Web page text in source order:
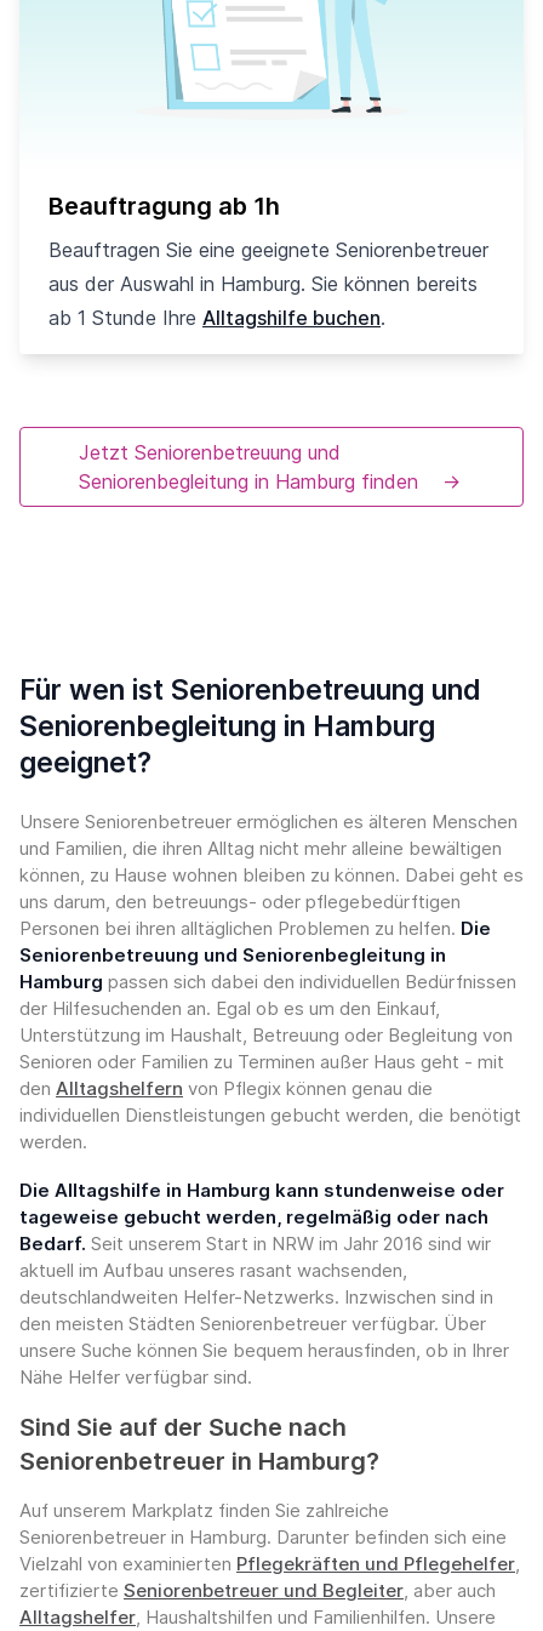
Beauftragung ab 1h
Beauftragen Sie eine geeignete Seniorenbetreuer
aus der Auswahl in Hamburg. Sie können bereits
ab 1 Stunde Ihre Alltagshilfe buchen.
Jetzt Seniorenbetreuung und
Seniorenbegleitung in Hamburg finden
→
Für wen ist Seniorenbetreuung und
Seniorenbegleitung in Hamburg
geeignet?
Unsere Seniorenbetreuer ermöglichen es älteren Menschen
und Familien, die ihren Alltag nicht mehr alleine bewältigen
können, zu Hause wohnen bleiben zu können. Dabei geht es
uns darum, den betreuungs- oder pflegebedürftigen
Personen bei ihren alltäglichen Problemen zu helfen. Die
Seniorenbetreuung und Seniorenbegleitung in
Hamburg passen sich dabei den individuellen Bedürfnissen
der Hilfesuchenden an. Egal ob es um den Einkauf,
Unterstützung im Haushalt, Betreuung oder Begleitung von
Senioren oder Familien zu Terminen außer Haus geht - mit
den Alltagshelfern von Pflegix können genau die
individuellen Dienstleistungen gebucht werden, die benötigt
werden.
Die Alltagshilfe in Hamburg kann stundenweise oder
tageweise gebucht werden, regelmäßig oder nach
Bedarf. Seit unserem Start in NRW im Jahr 2016 sind wir
aktuell im Aufbau unseres rasant wachsenden,
deutschlandweiten Helfer-Netzwerks. Inzwischen sind in
den meisten Städten Seniorenbetreuer verfügbar. Über
unsere Suche können Sie bequem herausfinden, ob in Ihrer
Nähe Helfer verfügbar sind.
Sind Sie auf der Suche nach
Seniorenbetreuer in Hamburg?
Auf unserem Markplatz finden Sie zahlreiche
Seniorenbetreuer in Hamburg. Darunter befinden sich eine
Vielzahl von examinierten Pflegekräften und Pflegehelfer,
zertifizierte Seniorenbetreuer und Begleiter, aber auch
Alltagshelfer, Haushaltshilfen und Familienhilfen. Unsere